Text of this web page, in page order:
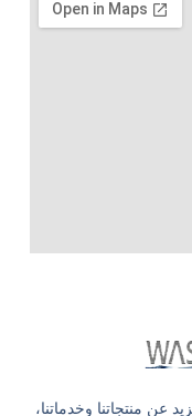
عن منتجاتنا وخدماتنا،